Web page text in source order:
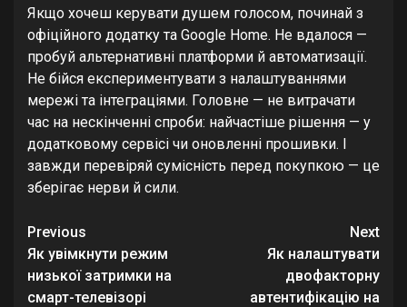
Якщо хочеш керувати душем голосом, починай з
офіційного додатку та Google Home. Не вдалося —
пробуй альтернативні платформи й автоматизації.
Не бійся експериментувати з налаштуваннями
мережі та інтеграціями. Головне — не витрачати
час на нескінченні спроби: найчастіше рішення — у
додатковому сервісі чи оновленні прошивки. І
завжди перевіряй сумісність перед покупкою — це
зберігає нерви й сили.
Continue
Reading
Previous
Як увімкнути режим
низької затримки на
смарт-телевізорі
Next
Як налаштувати
двофакторну
автентифікацію на